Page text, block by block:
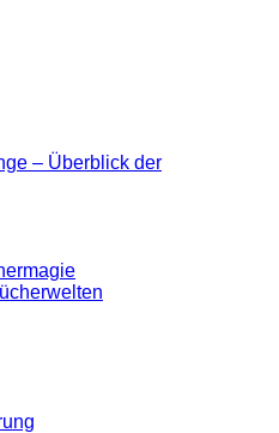
– Überblick der